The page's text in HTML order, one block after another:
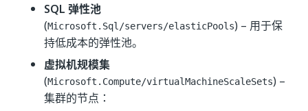
SQL 弹性池
(Microsoft.Sql/servers/elasticPools) – 用于保
持低成本的弹性池。
虚拟机规模集
(Microsoft.Compute/virtualMachineScaleSets) –
集群的节点：